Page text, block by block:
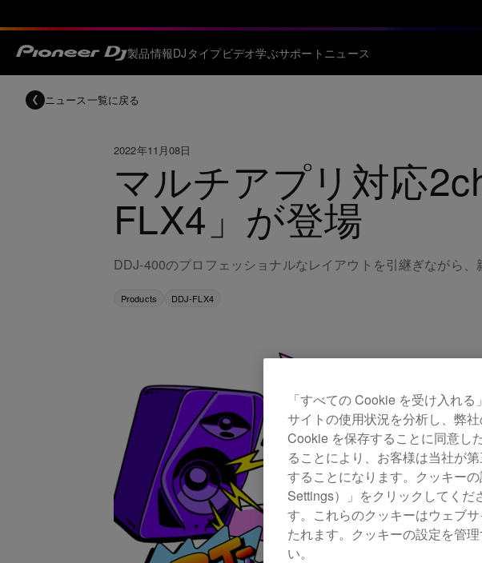
製品情報DJタイプビデオ学ぶサポート ニュース
ニュース一覧に戻る
2022年11月08日
マルチアプリ対応
FLX4」が登場
DDJ-400のプロフェッショナルなレイアウトを引継ぎながら
Products DDJ-FLX4
「すべての Cookie を受け入れ
サイトの使用状況を分析し、弊
Cookie を保存することに同意し
ることにより、お客様は当社が
することになります。クッキー
Settings）」をクリックしてくだ
す。これらのクッキーはウェブ
たれます。クッキーの設定を管
い。